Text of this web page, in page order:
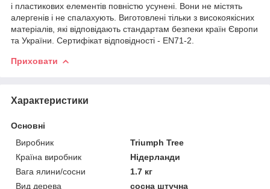
і пластикових елементів повністю усунені. Вони не містять
алергенів і не спалахують. Виготовлені тільки з високоякісних
матеріалів, які відповідають стандартам безпеки країн Європи
та України. Сертифікат відповідності - EN71-2.
Приховати
Характеристики
Основні
Виробник
Triumph Tree
Країна виробник
Нідерланди
Вага ялини/сосни
1.7 кг
Вид дерева
сосна штучна